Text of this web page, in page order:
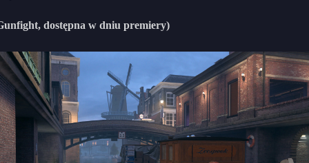
dostępna w dniu premiery)